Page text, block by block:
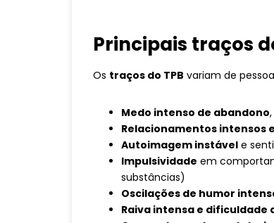
Principais traços
Os traços do TPB variam de
Medo intenso de abandono
Relacionamentos intensos
Autoimagem instável e
Impulsividade em
substâncias)
Oscilações de humor
Raiva intensa e